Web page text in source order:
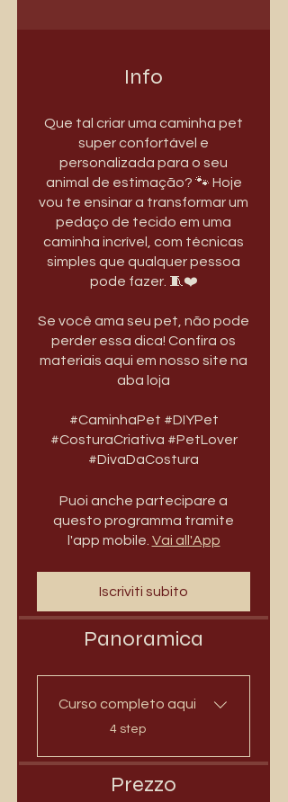
Info
Que tal criar uma caminha pet
super confortável e
personalizada para o seu
animal de estimação? 🐾 Hoje
vou te ensinar a transformar um
pedaço de tecido em uma
caminha incrível, com técnicas
simples que qualquer pessoa
pode fazer. 🧵❤️
Se você ama seu pet, não pode
perder essa dica! Confira os
materiais aqui em nosso site na
aba loja
#CaminhaPet #DIYPet
#CosturaCriativa #PetLover
#DivaDaCostura
Puoi anche partecipare a
questo programma tramite
l'app mobile. Vai all'App
Iscriviti subito
Panoramica
Curso completo aqui
.
4 step
Prezzo